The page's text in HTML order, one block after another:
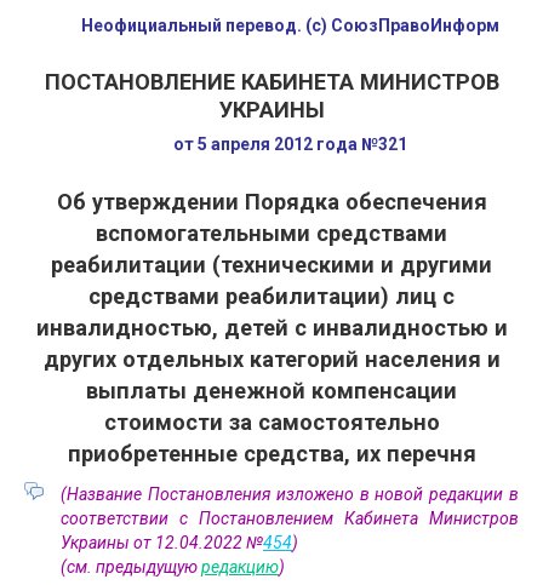
Неофициальный перевод. (с) СоюзПравоИнформ
ПОСТАНОВЛЕНИЕ КАБИНЕТА МИНИСТРОВ
УКРАИНЫ
от 5 апреля 2012 года №321
Об утверждении Порядка обеспечения
вспомогательными средствами
реабилитации (техническими и другими
средствами реабилитации) лиц с
инвалидностью, детей с инвалидностью и
других отдельных категорий населения и
выплаты денежной компенсации
стоимости за самостоятельно
приобретенные средства, их перечня
(Название Постановления изложено в новой редакции в
соответствии с Постановлением Кабинета Министров
Украины от 12.04.2022 №454)
(см. предыдущуюредакцию)